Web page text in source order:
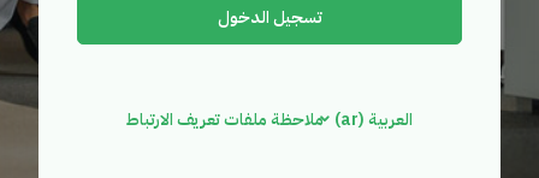
تسجيل الدخول
العربية ‎(ar)‎ ملاحظة ملفات تعريف الارتباط